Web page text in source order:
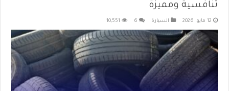
تنافسية ومميزة
12 مايو، 2026 السيارة 6
10,551